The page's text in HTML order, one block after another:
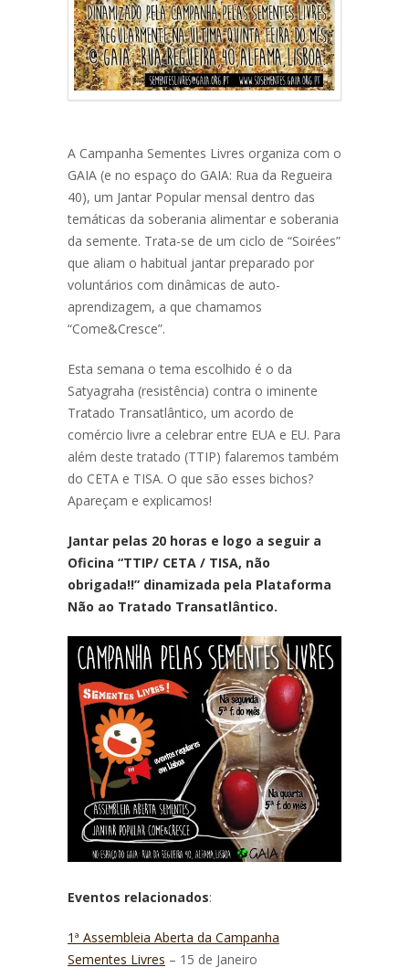
A Campanha Sementes Livres organiza com o
GAIA (e no espaço do GAIA: Rua da Regueira
40), um Jantar Popular mensal dentro das
temáticas da soberania alimentar e soberania
da semente. Trata-se de um ciclo de “Soirées”
que aliam o habitual jantar preparado por
voluntários com dinâmicas de auto-
aprendizagem, a que chamamos
“Come&Cresce”.
Esta semana o tema escolhido é o da
Satyagraha (resistência) contra o iminente
Tratado Transatlântico, um acordo de
comércio livre a celebrar entre EUA e EU. Para
além deste tratado (TTIP) falaremos também
do CETA e TISA. O que são esses bichos?
Apareçam e explicamos!
Jantar pelas 20 horas e logo a seguir a
Oficina “TTIP/ CETA / TISA, não
obrigada!!” dinamizada pela Plataforma
Não ao Tratado Transatlântico.
Eventos relacionados:
1ª Assembleia Aberta da Campanha
Sementes Livres – 15 de Janeiro